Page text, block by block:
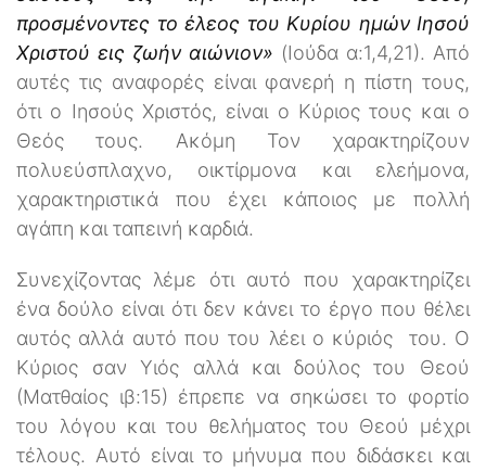
προσμένοντες το έλεος του Κυρίου ημών Ιησού
Χριστού εις ζωήν αιώνιον» (Ιούδα α:1,4,21). Από
αυτές τις αναφορές είναι φανερή η πίστη τους,
ότι ο Ιησούς Χριστός, είναι ο Κύριος τους και ο
Θεός τους. Ακόμη Τον χαρακτηρίζουν
πολυεύσπλαχνο, οικτίρμονα και ελεήμονα,
χαρακτηριστικά που έχει κάποιος με πολλή
αγάπη και ταπεινή καρδιά.
Συνεχίζοντας λέμε ότι αυτό που χαρακτηρίζει
ένα δούλο είναι ότι δεν κάνει το έργο που θέλει
αυτός αλλά αυτό που του λέει ο κύριός του. Ο
Κύριος σαν Υιός αλλά και δούλος του Θεού
(Ματθαίος ιβ:15) έπρεπε να σηκώσει το φορτίο
του λόγου και του θελήματος του Θεού μέχρι
τέλους. Αυτό είναι το μήνυμα που διδάσκει και